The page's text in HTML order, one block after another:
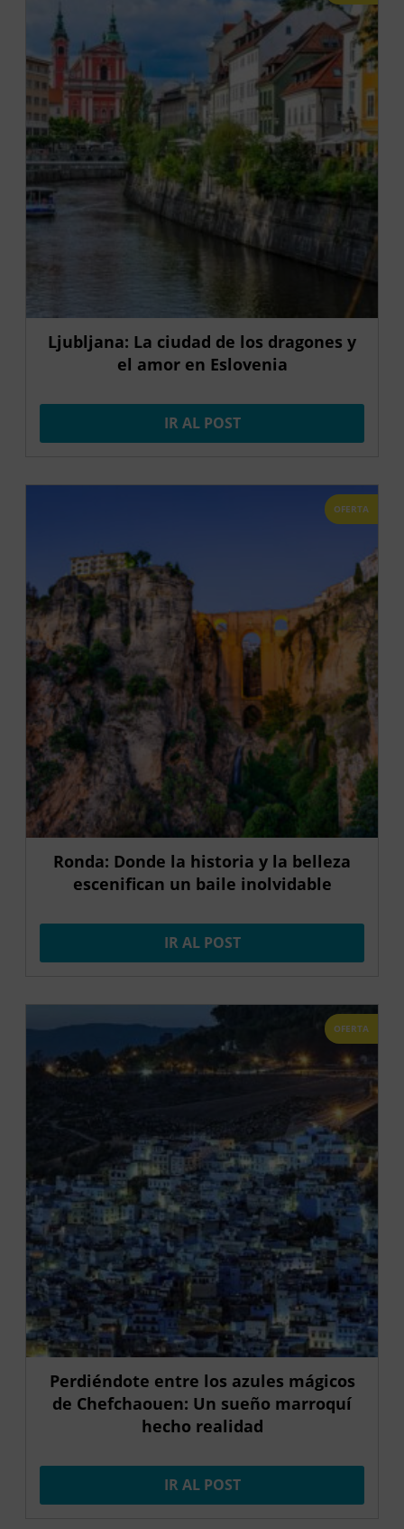
Ljubljana: La ciudad de los dragones y
el amor en Eslovenia
IR AL POST
OFERTA
Ronda: Donde la historia y la belleza
escenifican un baile inolvidable
IR AL POST
OFERTA
Perdiéndote entre los azules mágicos
de Chefchaouen: Un sueño marroquí
hecho realidad
IR AL POST